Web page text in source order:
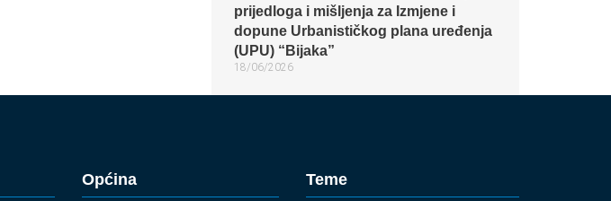
prijedloga i mišljenja za Izmjene i
dopune Urbanističkog plana uređenja
(UPU) “Bijaka”
18/06/2026
Općina Teme